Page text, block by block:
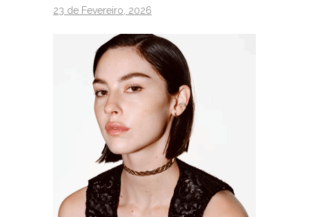
23 de Fevereiro, 2026